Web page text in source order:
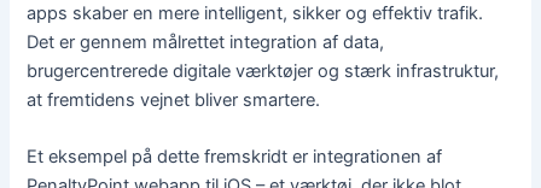
apps skaber en mere intelligent, sikker og effektiv trafik.
Det er gennem målrettet integration af data,
brugercentrerede digitale værktøjer og stærk infrastruktur,
at fremtidens vejnet bliver smartere.
Et eksempel på dette fremskridt er integrationen af